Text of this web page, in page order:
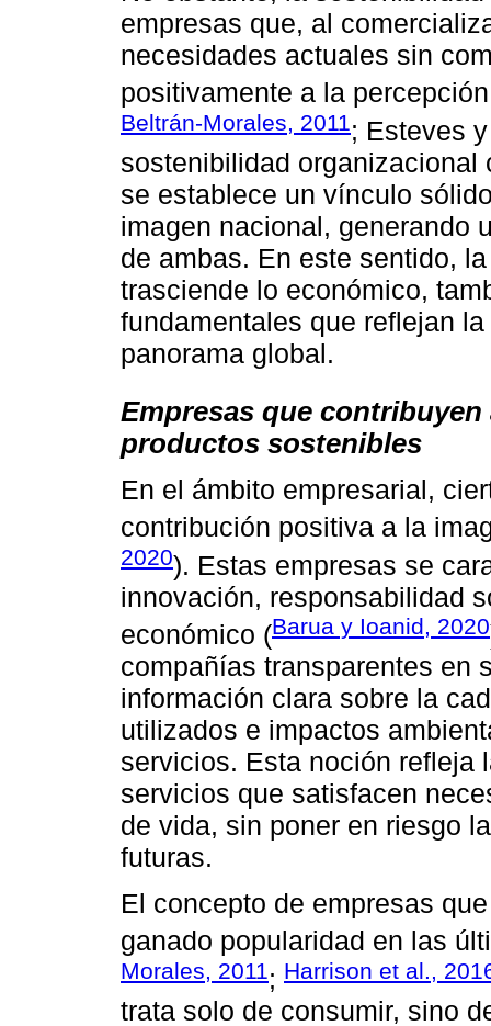
empresas que, al
necesidades actuales sin
positivamente a la
Beltrán-Morales, 2011; Esteves
sostenibilidad
se establece un vínculo
imagen nacional, generando
de ambas. En este sentido,
trasciende lo económico,
fundamentales que reflejan
panorama global.
Empresas que
productos sostenibles
En el ámbito empresarial,
contribución positiva a la
2020). Estas empresas se
innovación, responsabilidad
económico (Barua y Ioanid, 2020
compañías transparentes en
información clara sobre la
utilizados e impactos
servicios. Esta noción refleja
servicios que satisfacen
de vida, sin poner en riesgo
futuras.
El concepto de empresas
ganado popularidad en las
Morales, 2011; Harrison et al.,
trata solo de consumir, sino